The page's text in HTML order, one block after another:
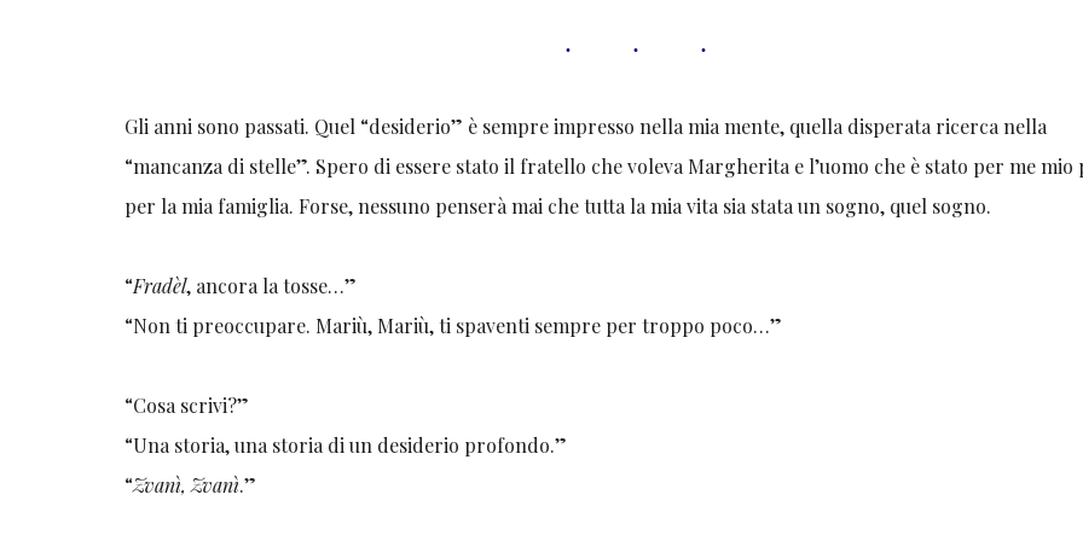
Gli anni sono passati. Quel “desiderio” è sempre impresso nella mia mente, quella disperata ricerca nella
“mancanza di stelle”. Spero di essere stato il fratello che voleva Margherita e l’uomo che è stato per me mio
per la mia famiglia. Forse, nessuno penserà mai che tutta la mia vita sia stata un sogno, quel sogno.
“Fradèl, ancora la tosse…”
“Non ti preoccupare. Mariù, Mariù, ti spaventi sempre per troppo poco…”
“Cosa scrivi?”
“Una storia, una storia di un desiderio profondo.”
“Zvanì, Zvanì.”